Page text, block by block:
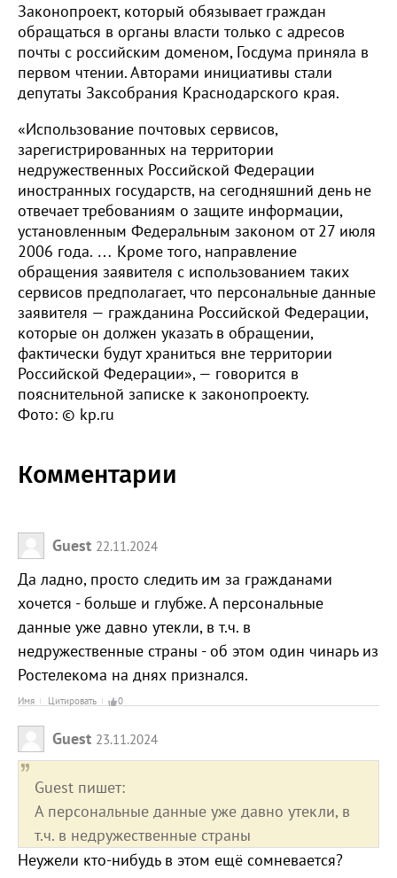
Законопроект, который обязывает граждан
обращаться в органы власти только с адресов
почты с российским доменом, Госдума приняла в
первом чтении. Авторами инициативы стали
депутаты Заксобрания Краснодарского края.
«Использование почтовых сервисов,
зарегистрированных на территории
недружественных Российской Федерации
иностранных государств, на сегодняшний день не
отвечает требованиям о защите информации,
установленным Федеральным законом от 27 июля
2006 года. … Кроме того, направление
обращения заявителя с использованием таких
сервисов предполагает, что персональные данные
заявителя — гражданина Российской Федерации,
которые он должен указать в обращении,
фактически будут храниться вне территории
Российской Федерации», — говорится в
пояснительной записке к законопроекту.
Фото: © kp.ru
Комментарии
Guest 22.11.2024
Да ладно, просто следить им за гражданами
хочется - больше и глубже. А персональные
данные уже давно утекли, в т.ч. в
недружественные страны - об этом один чинарь из
Ростелекома на днях признался.
Имя Цитировать 0
Guest 23.11.2024
Guest пишет:
А персональные данные уже давно утекли, в
т.ч. в недружественные страны
Неужели кто-нибудь в этом ещё сомневается?